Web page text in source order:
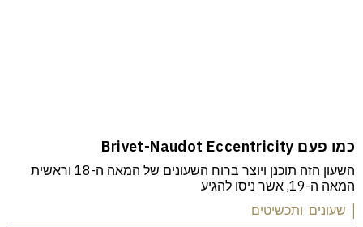
כמו פעם Brivet-Naudot Eccentricity
השעון הזה תוכנן ויוצר ברוח השעונים של המאה ה-18 וראשית
המאה ה-19, אשר ניסו להגיע
| שעונים ותכשיטים